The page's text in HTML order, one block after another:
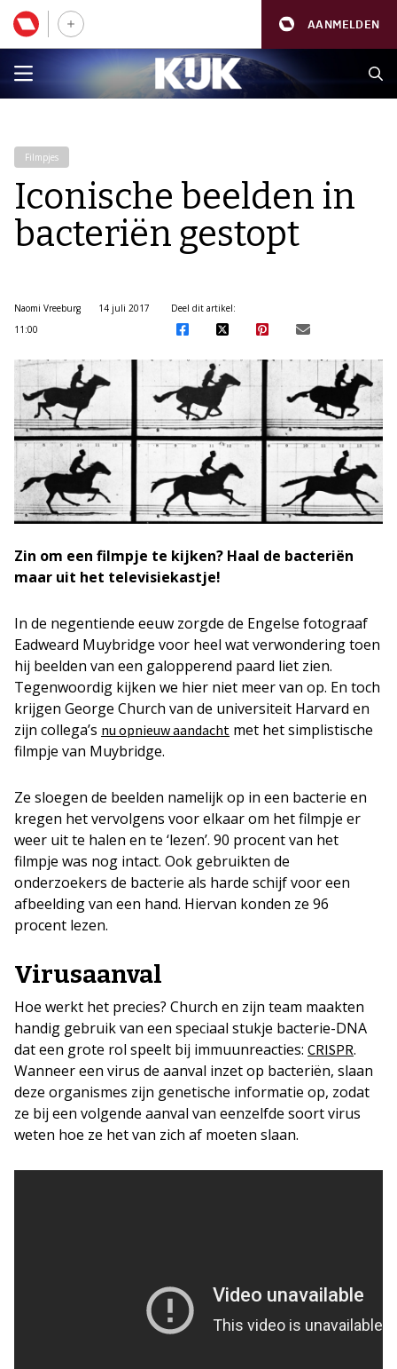
AANMELDEN
Filmpjes
Iconische beelden in
bacteriën gestopt
Naomi Vreeburg
14 juli 2017
11:00
Deel dit artikel:
Zin om een filmpje te kijken? Haal de bacteriën
maar uit het televisiekastje!
In de negentiende eeuw zorgde de Engelse fotograaf
Eadweard Muybridge voor heel wat verwondering toen
hij beelden van een galopperend paard liet zien.
Tegenwoordig kijken we hier niet meer van op. En toch
krijgen George Church van de universiteit Harvard en
zijn collega’s nu opnieuw aandacht met het simplistische
filmpje van Muybridge.
Ze sloegen de beelden namelijk op in een bacterie en
kregen het vervolgens voor elkaar om het filmpje er
weer uit te halen en te ‘lezen’. 90 procent van het
filmpje was nog intact. Ook gebruikten de
onderzoekers de bacterie als harde schijf voor een
afbeelding van een hand. Hiervan konden ze 96
procent lezen.
Virusaanval
Hoe werkt het precies? Church en zijn team maakten
handig gebruik van een speciaal stukje bacterie-DNA
dat een grote rol speelt bij immuunreacties: CRISPR.
Wanneer een virus de aanval inzet op bacteriën, slaan
deze organismes zijn genetische informatie op, zodat
ze bij een volgende aanval van eenzelfde soort virus
weten hoe ze het van zich af moeten slaan.